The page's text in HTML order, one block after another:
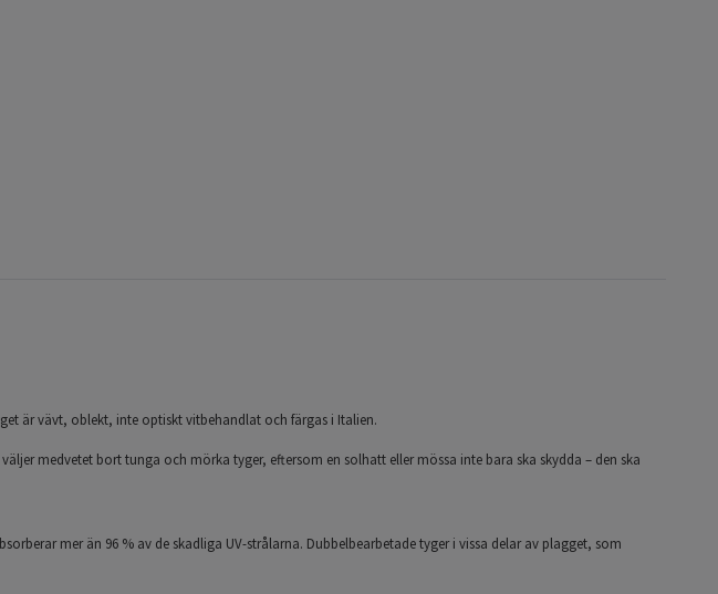
är vävt, oblekt, inte optiskt vitbehandlat och färgas i Italien.
medvetet bort tunga och mörka tyger, eftersom en solhatt eller mössa inte bara ska skydda – den ska
mer än 96 % av de skadliga UV-strålarna. Dubbelbearbetade tyger i vissa delar av plagget, som